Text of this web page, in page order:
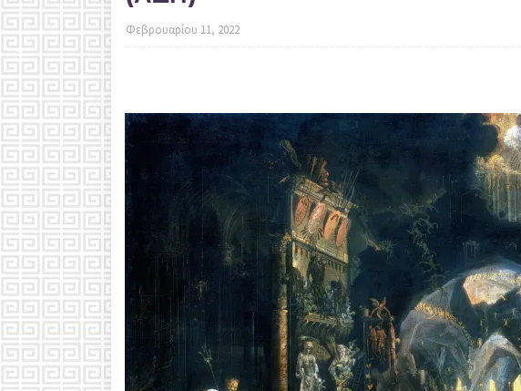
Φεβρουαρίου 11, 2022